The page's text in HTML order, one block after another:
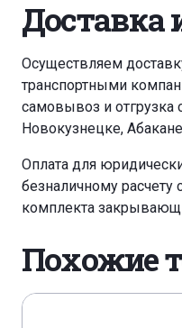
Доставка
Осуществляем
транспортными
самовывоз и отгрузка
Новокузнецке,
Оплата для
безналичному расчету
комплекта
Похожие